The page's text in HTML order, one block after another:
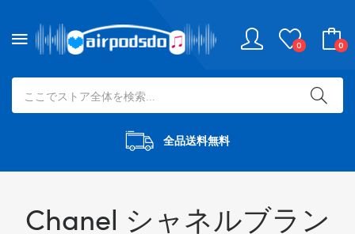
0 0
全品送料無料
Chanel シャネルブラン